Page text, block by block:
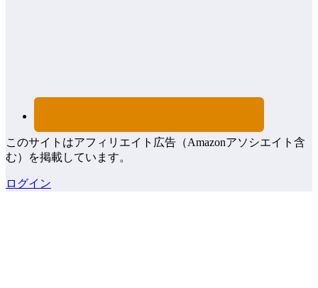
このサイトはアフィリエイト広告（Amazonアソシエイト含
む）を掲載しています。
ログイン